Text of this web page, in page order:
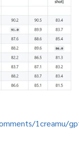
1creamu/